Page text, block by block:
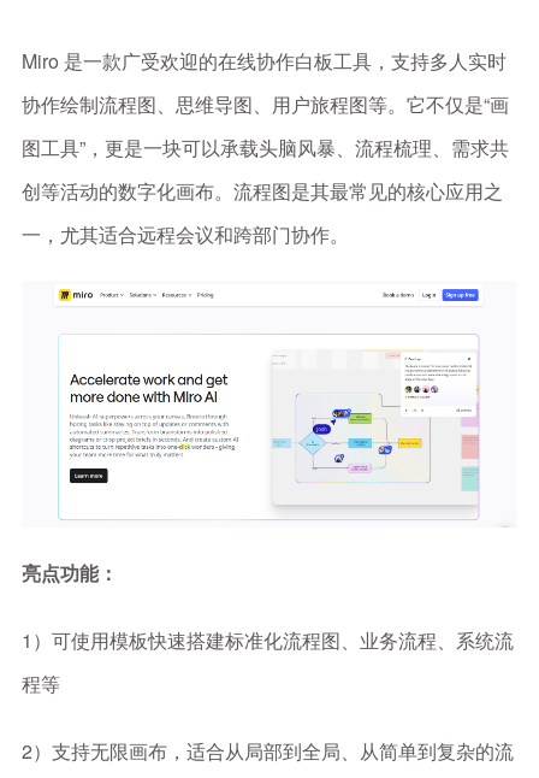
Miro 是一款广受欢迎的在线协作白板工具，支持多人实时
协作绘制流程图、思维导图、用户旅程图等。它不仅是“画
图工具”，更是一块可以承载头脑风暴、流程梳理、需求共
创等活动的数字化画布。流程图是其最常见的核心应用之
一，尤其适合远程会议和跨部门协作。
亮点功能：
1）可使用模板快速搭建标准化流程图、业务流程、系统流
程等
2）支持无限画布，适合从局部到全局、从简单到复杂的流